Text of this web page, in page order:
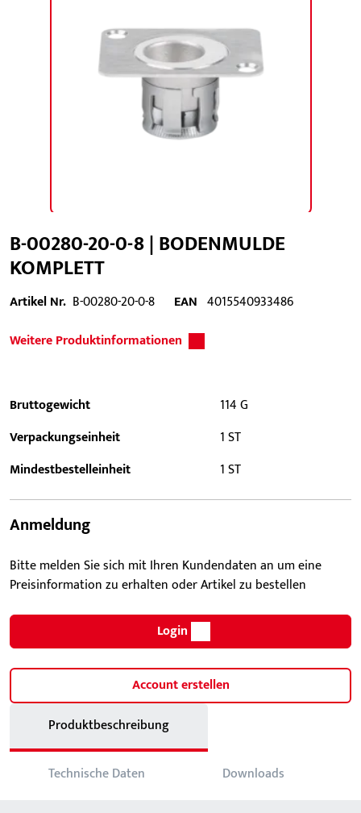
B-00280-20-0-8 | BODENMULDE
KOMPLETT
Artikel Nr. B-00280-20-0-8 EAN 4015540933486
Weitere Produktinformationen
Bruttogewicht
114 G
Verpackungseinheit
1 ST
Mindestbestelleinheit
1 ST
Anmeldung
Bitte melden Sie sich mit Ihren Kundendaten an um eine
Preisinformation zu erhalten oder Artikel zu bestellen
Login
Account erstellen
Produktbeschreibung
Technische Daten Downloads